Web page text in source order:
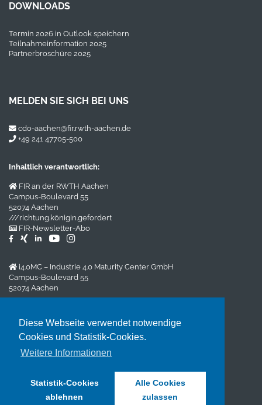
Diese Webseite verwendet notwendige
Cookies und Statistik-Cookies.
Weitere Informationen
Statistik-Cookies
ablehnen
Alle Cookies
zulassen
DOWNLOADS
Termin 2026 in Outlook speichern
Teilnahmeinformation 2025
Partnerbroschüre 2025
MELDEN SIE SICH BEI UNS
cdo-aachen@fir.rwth-aachen.de
+49 241 47705-500
Inhaltlich verantwortlich:
FIR an der RWTH Aachen
Campus-Boulevard 55
52074 Aachen
///richtung.königin.gefordert
FIR-Newsletter-Abo
i4.0MC – Industrie 4.0 Maturity Center GmbH
Campus-Boulevard 55
52074 Aachen
Impressum/ Datenschutzerklärung